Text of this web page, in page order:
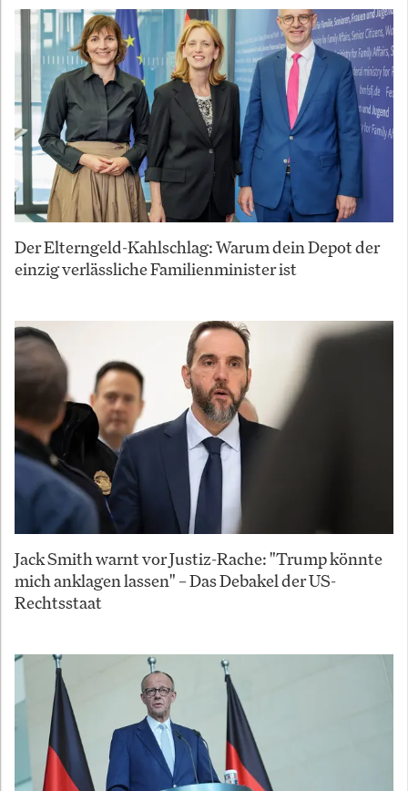
Der Elterngeld-Kahlschlag: Warum dein Depot der
einzig verlässliche Familienminister ist
Jack Smith warnt vor Justiz-Rache: "Trump könnte
mich anklagen lassen" – Das Debakel der US-
Rechtsstaat